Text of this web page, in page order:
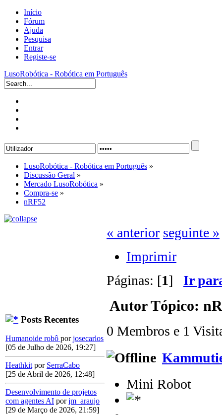
Início
Fórum
Ajuda
Pesquisa
Entrar
Registe-se
LusoRobótica - Robótica em Português
LusoRobótica - Robótica em Português »
Discussão Geral »
Mercado LusoRobótica »
Compra-se »
nRF52
Posts Recentes
Humanoide robô porjosecarlos
[05 de Julho de 2026, 19:27]
Heathkit por SerraCabo
[25 de Abril de 2026, 12:48]
Desenvolvimento de projetos
com agentes AI porjm_araujo
[29 de Março de 2026, 21:59]
« anterior seguinte »
Imprimir
Páginas: [1] Ir
AutorTópico:
0 Membros e 1
Mini Robot